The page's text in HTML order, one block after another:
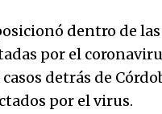
dentro de
por el
detrás de
por el virus.